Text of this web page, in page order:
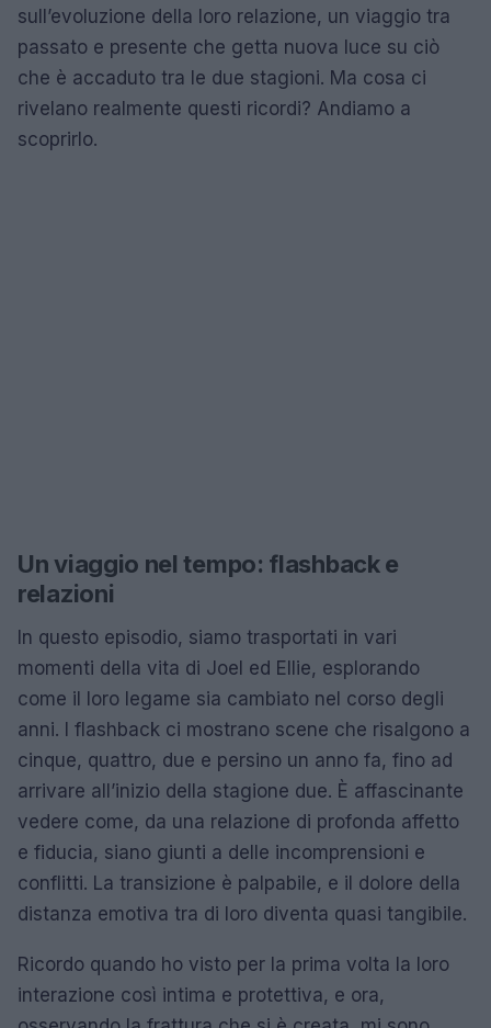
sull’evoluzione della loro relazione, un viaggio tra
passato e presente che getta nuova luce su ciò
che è accaduto tra le due stagioni. Ma cosa ci
rivelano realmente questi ricordi? Andiamo a
scoprirlo.
Un viaggio nel tempo: flashback e
relazioni
In questo episodio, siamo trasportati in vari
momenti della vita di Joel ed Ellie, esplorando
come il loro legame sia cambiato nel corso degli
anni. I flashback ci mostrano scene che risalgono a
cinque, quattro, due e persino un anno fa, fino ad
arrivare all’inizio della stagione due. È affascinante
vedere come, da una relazione di profonda affetto
e fiducia, siano giunti a delle incomprensioni e
conflitti. La transizione è palpabile, e il dolore della
distanza emotiva tra di loro diventa quasi tangibile.
Ricordo quando ho visto per la prima volta la loro
interazione così intima e protettiva, e ora,